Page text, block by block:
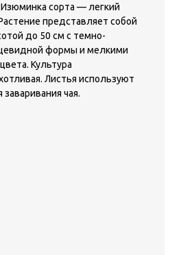
сорта — легкий
представляет собой
до 50 см с темно-
формы и мелкими
Культура
Листья используют
чая.